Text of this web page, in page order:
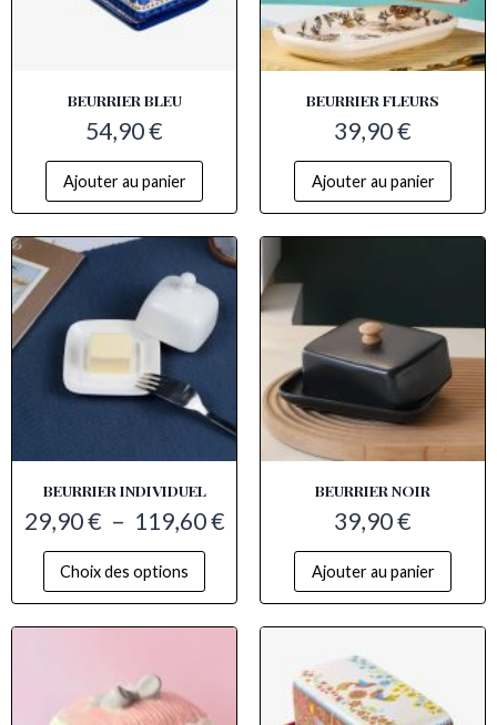
BEURRIER BLEU
54,90€
Ajouter au panier
BEURRIER FLEURS​
39,90€
Ajouter au panier
BEURRIER INDIVIDUEL
29,90€ – 119,60€
Choix des options
BEURRIER NOIR
39,90€
Ajouter au panier